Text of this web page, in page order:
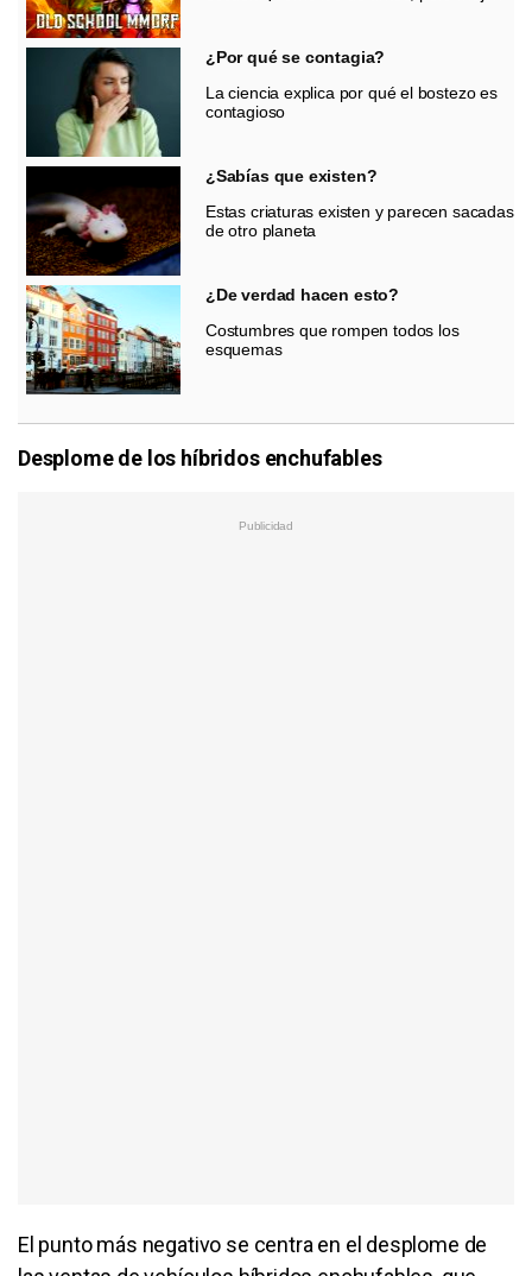
¿Por qué se contagia?
La ciencia explica por qué el bostezo es
contagioso
¿Sabías que existen?
Estas criaturas existen y parecen sacadas
de otro planeta
¿De verdad hacen esto?
Costumbres que rompen todos los
esquemas
Desplome de los híbridos enchufables
El punto más negativo se centra en el desplome de